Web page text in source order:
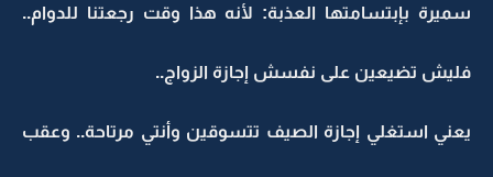
سميرة بإبتسامتها العذبة: لأنه هذا وقت رجعتنا للدوام..
فليش تضيعين على نفسش إجازة الزواج..
يعني استغلي إجازة الصيف تتسوقين وأنتي مرتاحة.. وعقب